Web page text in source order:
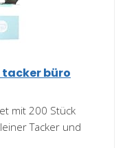
tacker büro
mit 200 Stück
Tacker und